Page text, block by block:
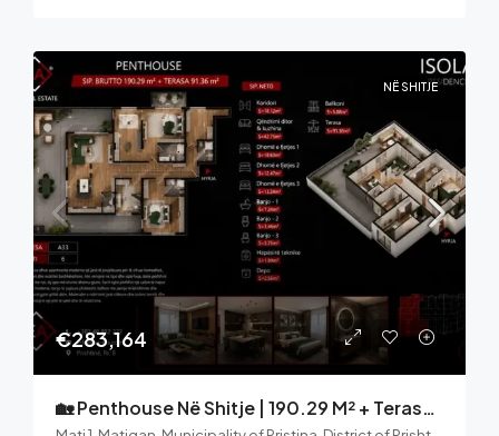
NË SHITJE
€283,164
🏡 Penthouse Në Shitje | 190.29 M² + Terasë 91.36 M² | ISOLA Residence – Mati 1, Prishtinë